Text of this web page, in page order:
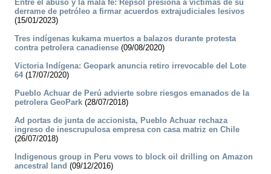
Entre el abuso y la mala fe: Repsol presiona a víctimas de su
derrame de petróleo a firmar acuerdos extrajudiciales lesivos
(15/01/2023)
Tres indígenas kukama muertos a balazos durante protesta
contra petrolera canadiense (09/08/2020)
Victoria Indígena: Geopark anuncia retiro irrevocable del Lote
64 (17/07/2020)
Pueblo Achuar de Perú advierte sobre riesgos emanados de la
petrolera GeoPark (28/07/2018)
Ad portas de junta de accionista, Pueblo Achuar rechaza
ingreso de inescrupulosa empresa con casa matriz en Chile
(26/07/2018)
Indigenous group in Peru vows to block oil drilling on Amazon
ancestral land (09/12/2016)